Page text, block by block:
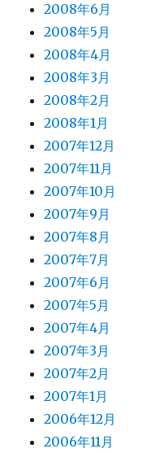
2008年6月
2008年5月
2008年4月
2008年3月
2008年2月
2008年1月
2007年12月
2007年11月
2007年10月
2007年9月
2007年8月
2007年7月
2007年6月
2007年5月
2007年4月
2007年3月
2007年2月
2007年1月
2006年12月
2006年11月